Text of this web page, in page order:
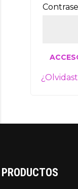
PRODUCTOS